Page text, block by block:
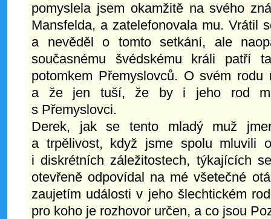
pomyslela jsem okamžitě na svého
Mansfelda, a zatelefonovala mu. Vrátil
a nevěděl o tomto setkání, ale
současnému švédskému králi patří
potomkem Přemyslovců. O svém
a že jen tuší, že by i jeho rod
s Přemyslovci.
Derek, jak se tento mladý muž
a trpělivost, když jsme spolu mluvili
i diskrétních záležitostech, týkajících
otevřeně odpovídal na mé všetečné
zaujetím události v jeho šlechtickém
pro koho je rozhovor určen, a co jsou